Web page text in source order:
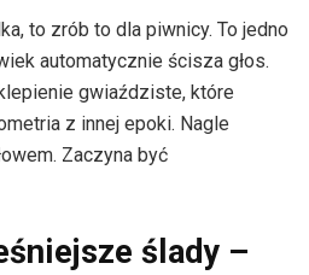
to zrób to dla piwnicy. To jedno
automatycznie ścisza głos.
gwiaździste, które
z innej epoki. Nagle
Zaczyna być
ślady –